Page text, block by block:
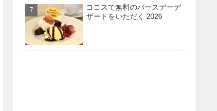
ココスで無料のバースデーデ
ザートをいただく 2026